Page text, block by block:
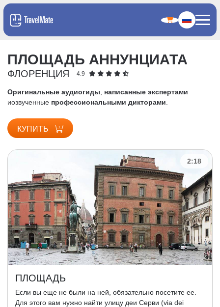
ПЛОЩАДЬ АННУНЦИАТА
ФЛОРЕНЦИЯ 4.9
Оригинальные аудиогиды
написанные экспертами
иозвученные профессиональными дикторами
КУПИТЬ
2:18
ПЛОЩАДЬ
Если вы еще не были на ней, обязательно посетите ее.
Для этого вам нужно найти улицу деи Серви (via dei